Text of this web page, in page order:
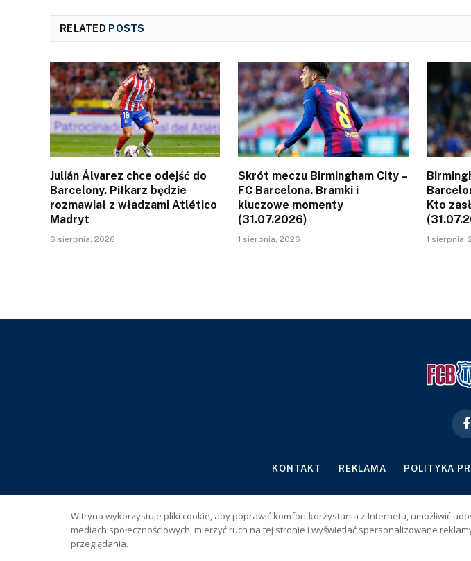
RELATED POSTS
Julián Álvarez chce odejść do
Barcelony. Piłkarz będzie
rozmawiał z władzami Atlético
Madryt
6 sierpnia, 2026
Skrót meczu Birmingham City –
FC Barcelona. Bramki i
kluczowe momenty
(31.07.2026)
1 sierpnia, 2026
Kto
1 sierpnia,
KONTAKT REKLAMA POLITYKA
Copyright © 2026 FCBtv.pl
Witryna wykorzystuje pliki cookie, aby poprawić komfort korzystania z Internetu, umożliwić
mediach społecznościowych, mierzyć ruch na tej stronie i wyświetlać spersonalizowane
przeglądania.